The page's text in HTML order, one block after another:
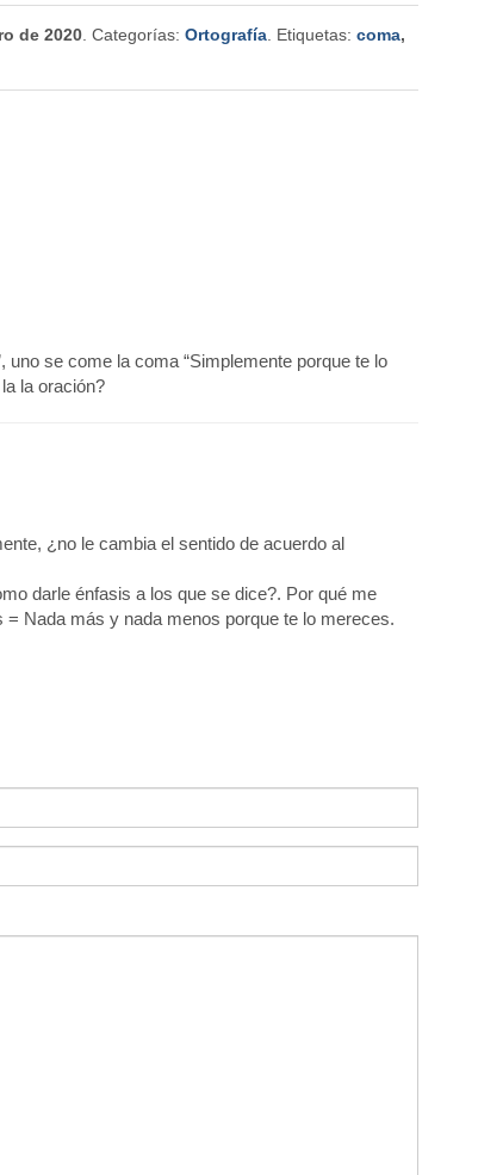
de 2020. Categorías: Ortografía. Etiquetas: coma,
uno se come la coma “Simplemente porque te lo
la oración?
¿no le cambia el sentido de acuerdo al
darle énfasis a los que se dice?. Por qué me
Nada más y nada menos porque te lo mereces.